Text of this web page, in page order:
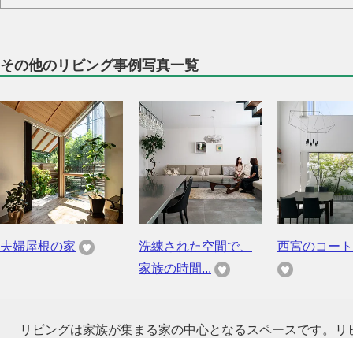
その他のリビング事例写真一覧
夫婦屋根の家
洗練された空間で、
家族の時間...
西宮のコー
リビングは家族が集まる家の中心となるスペースです。